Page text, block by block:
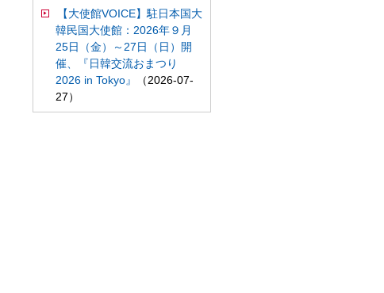
【大使館VOICE】駐日本国大
韓民国大使館：2026年９月
25日（金）～27日（日）開
催、『日韓交流おまつり
2026 in Tokyo』
（2026-07-
27）